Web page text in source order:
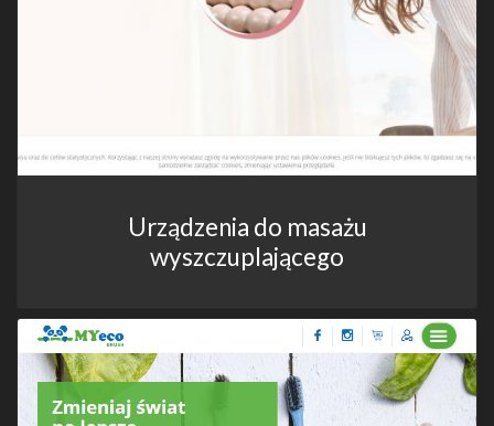
Urządzenia do masażu
wyszczuplającego